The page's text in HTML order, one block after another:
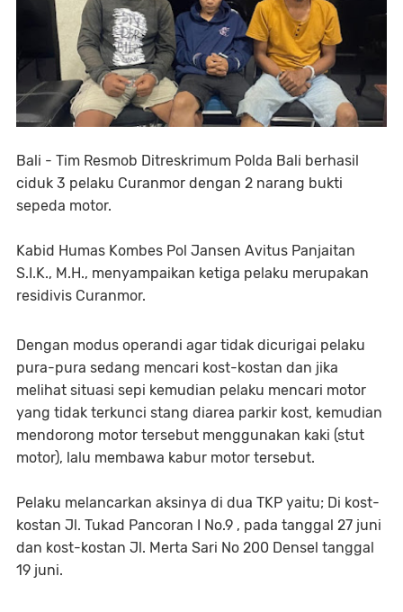
Bali - Tim Resmob Ditreskrimum Polda Bali berhasil
ciduk 3 pelaku Curanmor dengan 2 narang bukti
sepeda motor.
Kabid Humas Kombes Pol Jansen Avitus Panjaitan
S.I.K., M.H., menyampaikan ketiga pelaku merupakan
residivis Curanmor.
Dengan modus operandi agar tidak dicurigai pelaku
pura-pura sedang mencari kost-kostan dan jika
melihat situasi sepi kemudian pelaku mencari motor
yang tidak terkunci stang diarea parkir kost, kemudian
mendorong motor tersebut menggunakan kaki (stut
motor), lalu membawa kabur motor tersebut.
Pelaku melancarkan aksinya di dua TKP yaitu; Di kost-
kostan Jl. Tukad Pancoran I No.9 , pada tanggal 27 juni
dan kost-kostan Jl. Merta Sari No 200 Densel tanggal
19 juni.